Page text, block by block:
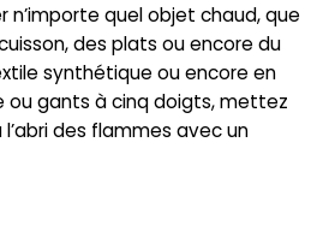
n’importe quel objet chaud, que
des plats ou encore du
synthétique ou encore en
ou gants à cinq doigts, mettez
des flammes avec un